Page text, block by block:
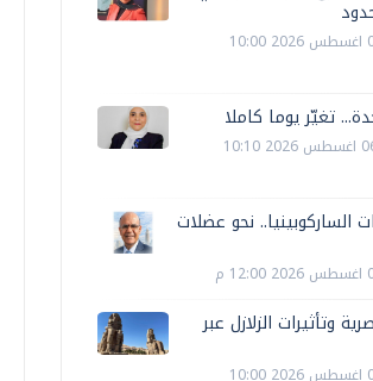
الجمعة، 07 اغسطس 2026 10:00
تغيّر يوما كاملا
الخميس، 06 اغسطس 2026 10:10
الساركوبينيا.. نحو عضلات
وتأثيرات الزلازل عبر
الأربعاء، 05 اغسطس 2026 10:00